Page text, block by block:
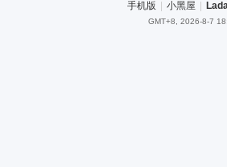
手机版 小黑屋
GMT+8, 2026-8-7